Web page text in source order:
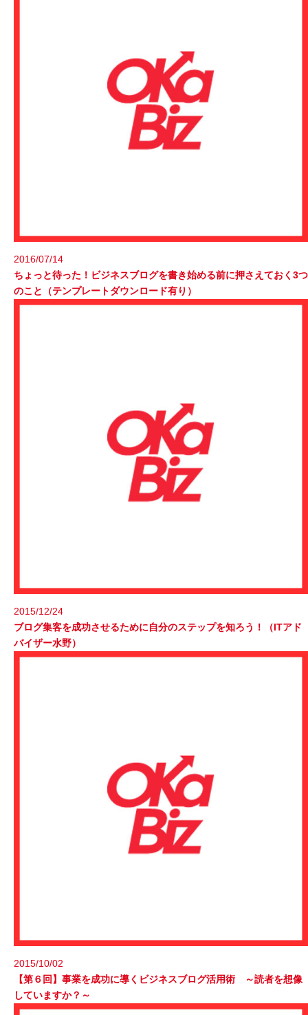
2016/07/14
ちょっと待った！ビジネスブログを書き始める前に押さえておく3つ
のこと（テンプレートダウンロード有り）
2015/12/24
ブログ集客を成功させるために自分のステップを知ろう！（ITアド
バイザー水野）
2015/10/02
【第６回】事業を成功に導くビジネスブログ活用術 ～読者を想像
していますか？～